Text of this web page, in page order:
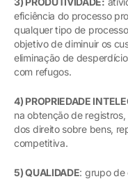
eficiência do processo
qualquer tipo de
objetivo de diminuir os
eliminação de
com refugos.
4) PROPRIEDADE
na obtenção de
dos direito sobre bens,
competitiva.
5) QUALIDADE: grupo de